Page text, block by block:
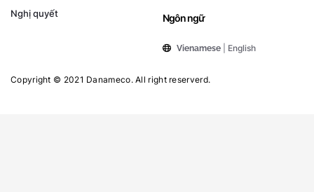
Nghị quyết
Ngôn ngữ
Vienamese English
Copyright © 2021 Danameco. All right reserverd.